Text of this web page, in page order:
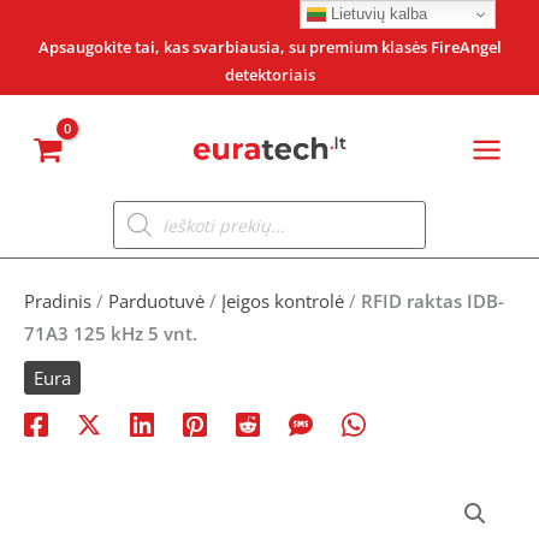
Apsaugokite tai, kas svarbiausia, su premium klasės FireAngel
detektoriais
Products
search
Pradinis / Parduotuvė / Įeigos kontrolė / RFID raktas IDB-
71A3 125 kHz 5 vnt.
Eura
Lietuvių kalba